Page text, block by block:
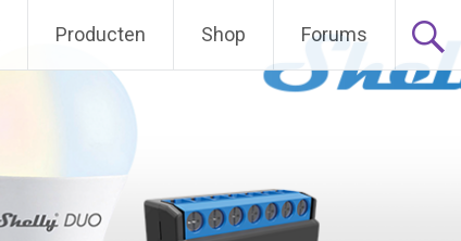
Producten Shop Forums